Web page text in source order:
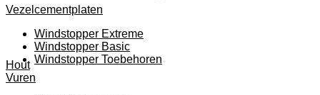
Vezelcementplaten
Windstopper Extreme
Windstopper Basic
Windstopper Toebehoren
Hout
Vuren